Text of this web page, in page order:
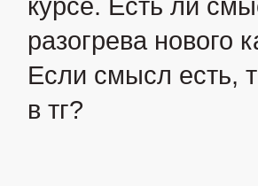
курсе. Есть ли
разогрева нового
Если смысл есть,
в тг?